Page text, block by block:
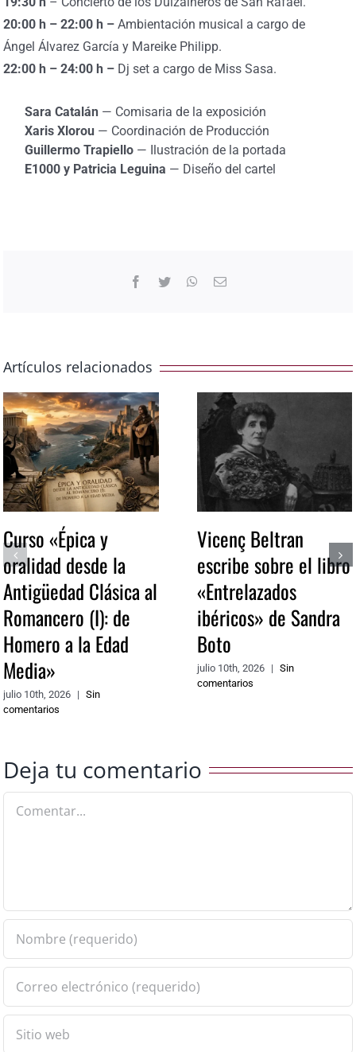
20:00 h – 22:00 h –Ambientación musical a cargo de
Ángel Álvarez García y Mareike Philipp.
22:00 h – 24:00 h – Dj set a cargo de Miss Sasa.
Sara Catalán — Comisaria de la exposición
Xaris Xlorou — Coordinación de Producción
Guillermo Trapiello— Ilustración de la portada
E1000 y Patricia Leguina — Diseño del cartel
Facebook
Twitter WhatsApp
Correo
Artículos relacionados
Curso «Épica y
oralidad desde la
Antigüedad Clásica al
Romancero (I): de
Homero a la Edad
Media»
julio 10th, 2026 |
Sin
comentarios
Vicenç Beltran
escribe sobre el libro
«Entrelazados
ibéricos» de Sandra
Boto
julio 10th, 2026 | Sin
comentarios
Deja tu comentario